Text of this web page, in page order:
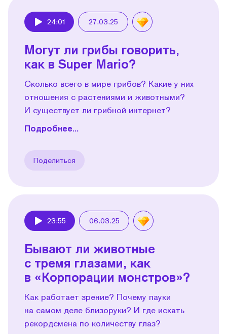
24:01 27.03.25
Могут ли грибы говорить,
как в Super Mario?
Сколько всего в мире грибов? Какие у них
отношения с растениями и животными?
И существует ли грибной интернет?
Подробнее...
Поделиться
23:55 06.03.25
Бывают ли животные
с тремя глазами, как
в «Корпорации монстров»?
Как работает зрение? Почему пауки
на самом деле близоруки? И где искать
рекордсмена по количеству глаз?